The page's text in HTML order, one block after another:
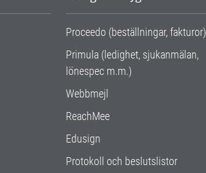
Proceedo (beställningar, fakturor)
Primula (ledighet, sjukanmälan,
lönespec m.m.)
Webbmejl
ReachMee
Edusign
Protokoll och beslutslistor